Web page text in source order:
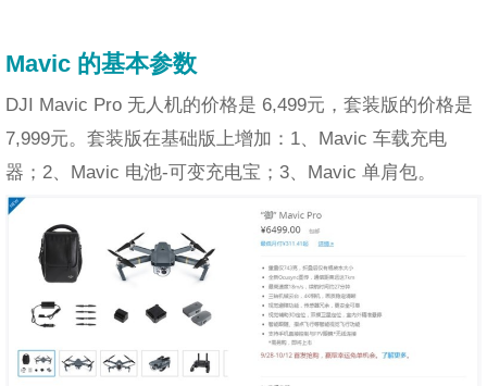
Mavic 的基本参数
DJI Mavic Pro 无人机的价格是 6,499元，套装版的价格是
7,999元。套装版在基础版上增加：1、Mavic 车载充电
器；2、Mavic 电池-可变充电宝；3、Mavic 单肩包。